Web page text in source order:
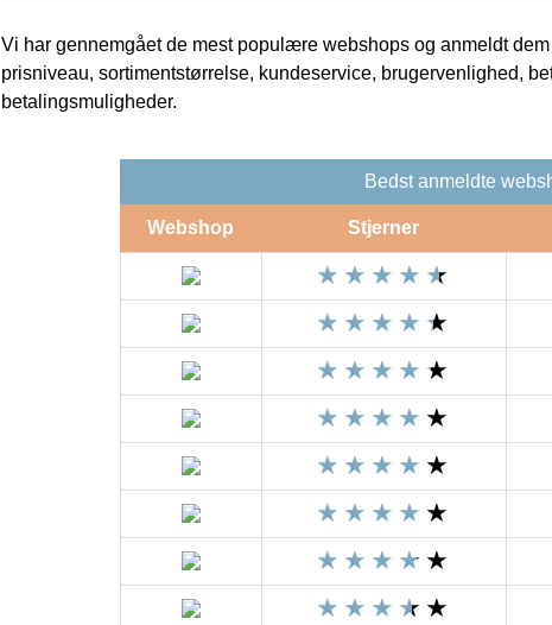
Vi har gennemgået de mest populære webshops og anmeldt
prisniveau, sortimentstørrelse, kundeservice, brugervenlighed,
betalingsmuligheder.
Bedst anmeldte
Webshop Stjerner